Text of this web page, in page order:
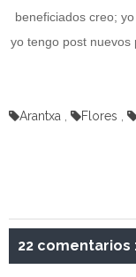
beneficiados creo;
yo tengo post nuevos
Arantxa
Flores
22 comentarios